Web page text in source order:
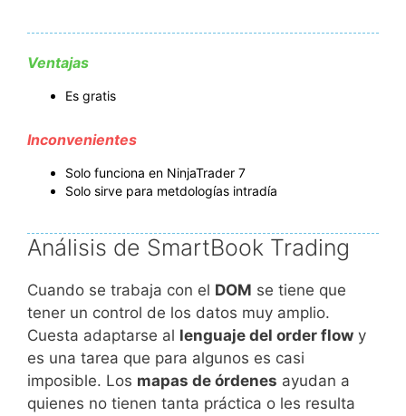
Ventajas
Es gratis
Inconvenientes
Solo funciona en NinjaTrader 7
Solo sirve para metdologías intradía
Análisis de SmartBook Trading
Cuando se trabaja con el DOM se tiene que
tener un control de los datos muy amplio.
Cuesta adaptarse al lenguaje del order flow y
es una tarea que para algunos es casi
imposible. Los mapas de órdenes ayudan a
quienes no tienen tanta práctica o les resulta